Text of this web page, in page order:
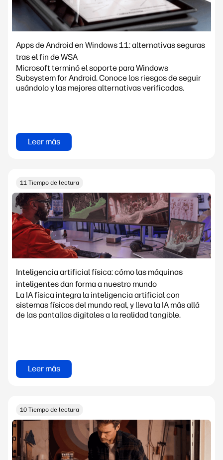
Apps de Android en Windows 11: alternativas seguras
tras el fin de WSA
Microsoft terminó el soporte para Windows
Subsystem for Android. Conoce los riesgos de seguir
usándolo y las mejores alternativas verificadas.
Leer más
11 Tiempo de lectura
Inteligencia artificial física: cómo las máquinas
inteligentes dan forma a nuestro mundo
La IA física integra la inteligencia artificial con
sistemas físicos del mundo real, y lleva la IA más allá
de las pantallas digitales a la realidad tangible.
Leer más
10 Tiempo de lectura